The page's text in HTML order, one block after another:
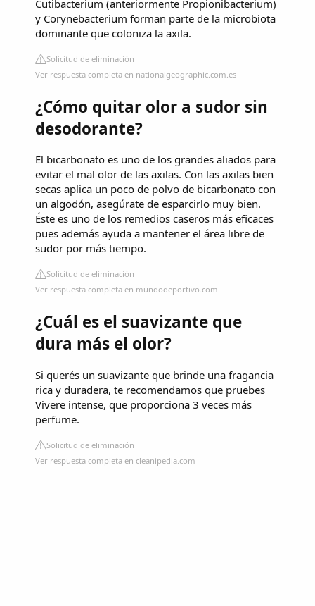
Cutibacterium (anteriormente Propionibacterium)
y Corynebacterium forman parte de la microbiota
dominante que coloniza la axila.
Solicitud de eliminación
Ver respuesta completa en nationalgeographic.com.es
¿Cómo quitar olor a sudor sin
desodorante?
El bicarbonato es uno de los grandes aliados para
evitar el mal olor de las axilas. Con las axilas bien
secas aplica un poco de polvo de bicarbonato con
un algodón, asegúrate de esparcirlo muy bien.
Éste es uno de los remedios caseros más eficaces
pues además ayuda a mantener el área libre de
sudor por más tiempo.
Solicitud de eliminación
Ver respuesta completa en mundodeportivo.com
¿Cuál es el suavizante que
dura más el olor?
Si querés un suavizante que brinde una fragancia
rica y duradera, te recomendamos que pruebes
Vivere intense, que proporciona 3 veces más
perfume.
Solicitud de eliminación
Ver respuesta completa en cleanipedia.com